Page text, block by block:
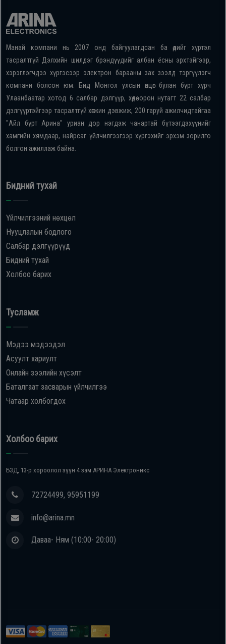
Манай компани нь 2007 онд байгуулагдсан ба өдийг хүртэл
тасралтгүй Дэлхийн шилдэг брэндүүдийг албан ёсны эрхтэйгээр,
хэрэглэгчдээ хүргэсээр электрон барааны зах зээлд тэргүүлэгч
компани болсон юм. Бид Монгол улсын өнцөг булан бүрт хүрч
Улаанбаатар хотод 6 салбар дэлгүүр, хөдөө орон нутагт 22 салбар
дэлгүүртэйгээр тасралтгүй хөгжин дэвжиж, 200 гаруй ажилчидтайгаа
"Айл бүрт Арина" уриан дор нэгдэж чанартай бүтээгдэхүүнийг
хамгийн хямдаар, найрсаг үйлчилгээгээр хүргэхийг эрхэм зорилго
болгон ажиллаж байна.
Бидний тухай
Үйлчилгээний нөхцөл
Нууцлалын бодлого
Салбар дэлгүүрүүд
Бидний тухай
Холбоо барих
Тусламж
Мэдээ мэдээдэл
Асуулт хариулт
Онлайн зээлийн хүсэлт
Баталгаат засварын үйлчилгээ
Чатаар холбогдох
Холбоо барих
БЗД, 13-р хороолол зүүн 4 зам АРИНА Электроникс
72724499, 95951199
info@arina.mn
Даваа- Ням (10:00- 20:00)